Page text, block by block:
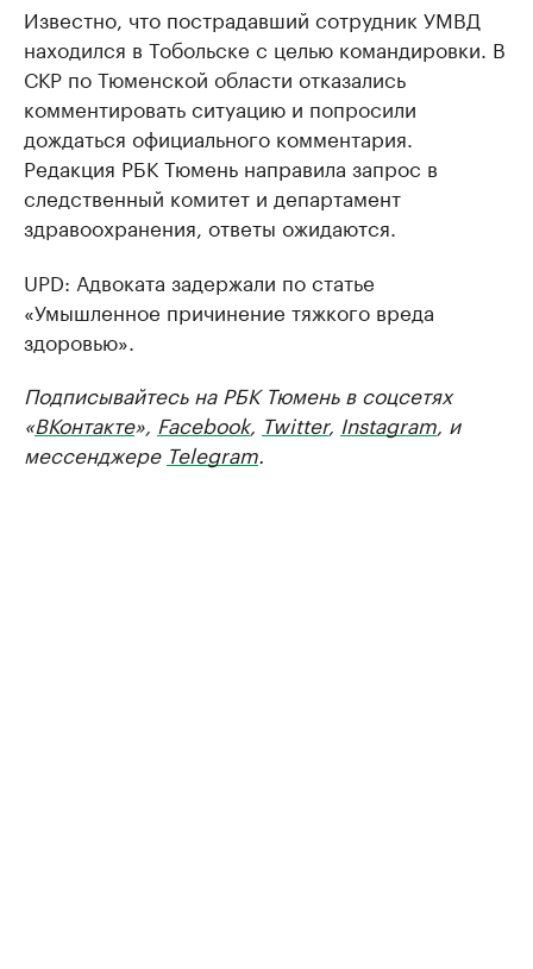
Известно, что пострадавший сотрудник УМВД
находился в Тобольске с целью командировки. В
СКР по Тюменской области отказались
комментировать ситуацию и попросили
дождаться официального комментария.
Редакция РБК Тюмень направила запрос в
следственный комитет и департамент
здравоохранения, ответы ожидаются.
UPD: Адвоката задержали по статье
«Умышленное причинение тяжкого вреда
здоровью».
Подписывайтесь на РБК Тюмень в соцсетях
«ВКонтакте», Facebook, Twitter, Instagram , и
мессенджере Telegram